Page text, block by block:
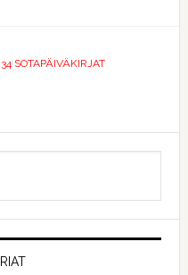
SOTAPÄIVÄKIRJAT